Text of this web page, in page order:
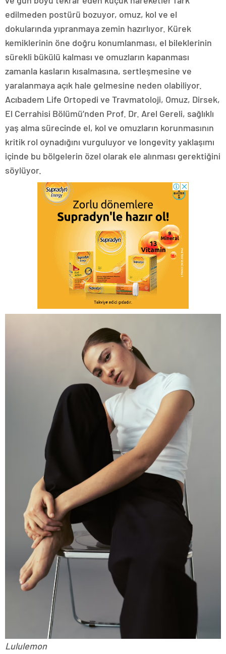
edilmeden postürü bozuyor, omuz, kol ve el
dokularında yıpranmaya zemin hazırlıyor. Kürek
kemiklerinin öne doğru konumlanması, el bileklerinin
sürekli bükülü kalması ve omuzların kapanması
zamanla kasların kısalmasına, sertleşmesine ve
yaralanmaya açık hale gelmesine neden olabiliyor.
Acıbadem Life Ortopedi ve Travmatoloji, Omuz, Dirsek,
El Cerrahisi Bölümü’nden Prof. Dr. Arel Gereli, sağlıklı
yaş alma sürecinde el, kol ve omuzların korunmasının
kritik rol oynadığını vurguluyor ve longevity yaklaşımı
içinde bu bölgelerin özel olarak ele alınması gerektiğini
söylüyor.
Lululemon